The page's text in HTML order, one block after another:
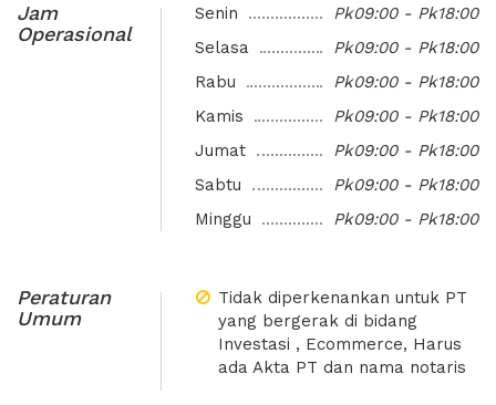
Jam
Operasional
Senin
Pk09:00 - Pk18:00
Selasa
Pk09:00 - Pk18:00
Rabu
Pk09:00 - Pk18:00
Kamis
Pk09:00 - Pk18:00
Jumat
Pk09:00 - Pk18:00
Sabtu
Pk09:00 - Pk18:00
Minggu
Pk09:00 - Pk18:00
Peraturan
Umum
Tidak diperkenankan untuk PT
yang bergerak di bidang
Investasi , Ecommerce, Harus
ada Akta PT dan nama notaris